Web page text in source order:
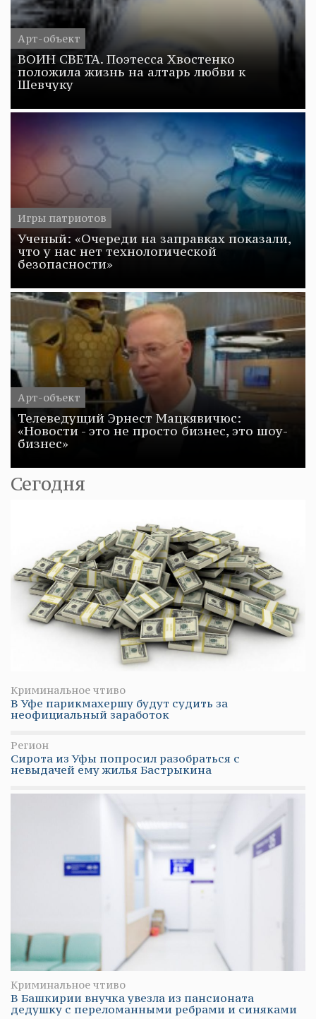
Арт-объект
ВОИН СВЕТА. Поэтесса Хвостенко
положила жизнь на алтарь любви к
Шевчуку
Игры патриотов
Ученый: «Очереди на заправках показали,
что у нас нет технологической
безопасности»
Арт-объект
Телеведущий Эрнест Мацкявичюс:
«Новости - это не просто бизнес, это шоу-
бизнес»
Сегодня
Криминальное чтиво
В Уфе парикмахершу будут судить за
неофициальный заработок
Регион
Сирота из Уфы попросил разобраться с
невыдачей ему жилья Бастрыкина
Криминальное чтиво
В Башкирии внучка увезла из пансионата
дедушку с переломанными ребрами и синяками